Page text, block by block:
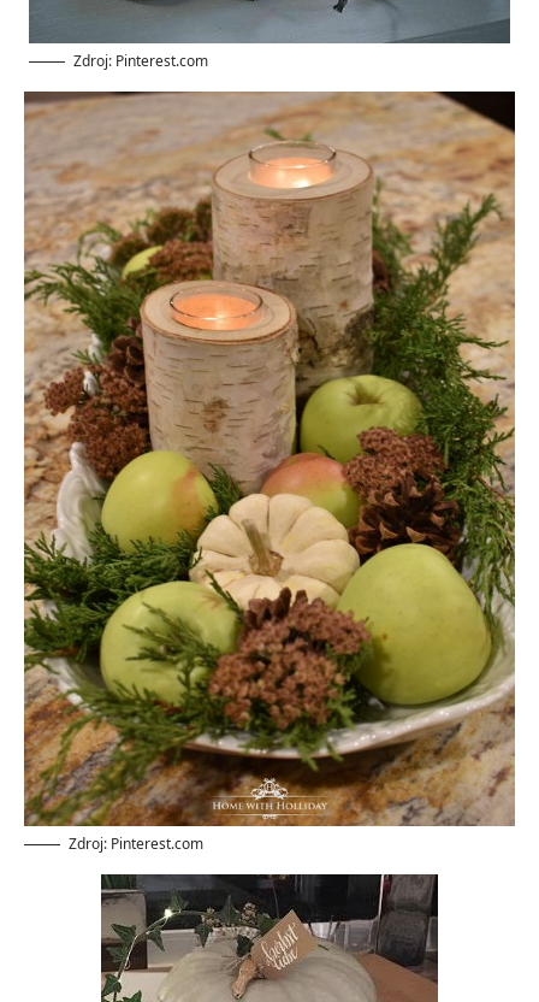
Zdroj: Pinterest.com
Zdroj: Pinterest.com